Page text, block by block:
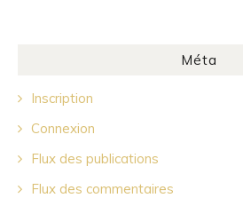
Méta
Inscription
Connexion
Flux des publications
Flux des commentaires